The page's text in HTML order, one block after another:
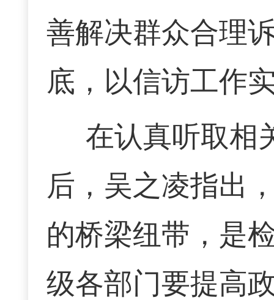
善解决群众合理
底，以信访工作
在认真听取相
后，吴之凌指出
的桥梁纽带，是
级各部门要提高